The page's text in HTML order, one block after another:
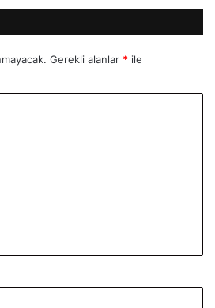
Gerekli alanlar * ile